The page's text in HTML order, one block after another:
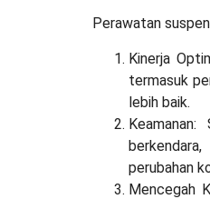
Perawatan
Kinerja
termasuk
lebih baik.
perubahan
Mencegah